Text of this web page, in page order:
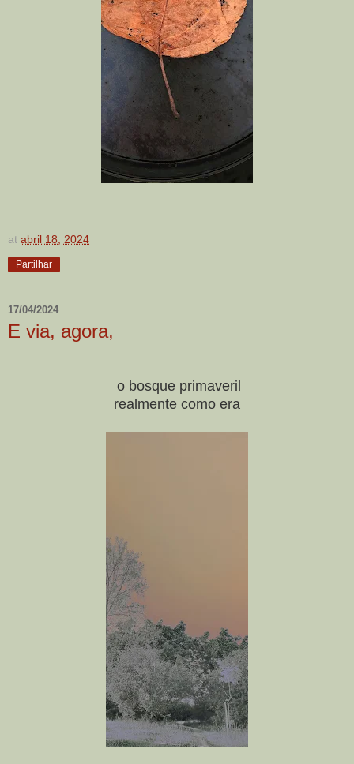
at abril 18, 2024
Partilhar
17/04/2024
E via, agora,
o bosque primaveril
realmente como era